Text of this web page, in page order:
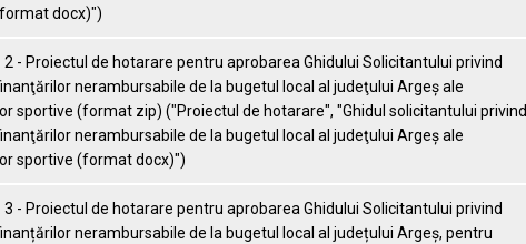
docx)")
2 - Proiectul de hotarare pentru aprobarea Ghidului Solicitantului privind
nerambursabile de la bugetul local al judeţului Argeş ale
sportive (format zip) ("Proiectul de hotarare", "Ghidul solicitantului privind
nerambursabile de la bugetul local al judeţului Argeş ale
sportive (format docx)")
3 - Proiectul de hotarare pentru aprobarea Ghidului Solicitantului privind
nerambursabile de la bugetul local al județului Argeș, pentru